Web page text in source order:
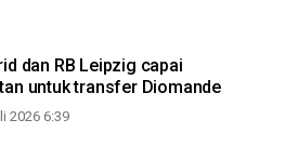
dan RB Leipzig capai
untuk transfer Diomande
2026 6:39